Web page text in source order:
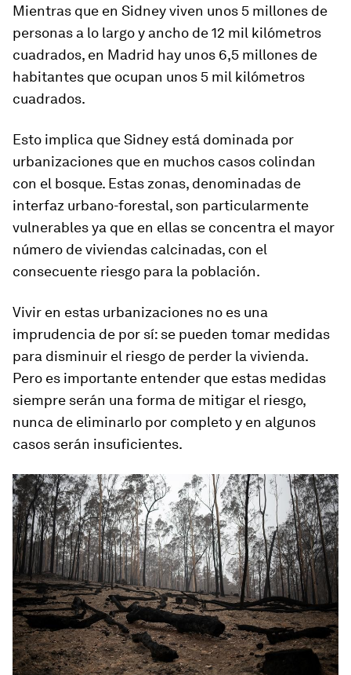
Mientras que en Sidney viven unos 5 millones de
personas a lo largo y ancho de 12 mil kilómetros
cuadrados, en Madrid hay unos 6,5 millones de
habitantes que ocupan unos 5 mil kilómetros
cuadrados.
Esto implica que Sidney está dominada por
urbanizaciones que en muchos casos colindan
con el bosque. Estas zonas, denominadas de
interfaz urbano-forestal, son particularmente
vulnerables ya que en ellas se concentra el mayor
número de viviendas calcinadas, con el
consecuente riesgo para la población.
Vivir en estas urbanizaciones no es una
imprudencia de por sí: se pueden tomar medidas
para disminuir el riesgo de perder la vivienda.
Pero es importante entender que estas medidas
siempre serán una forma de mitigar el riesgo,
nunca de eliminarlo por completo y en algunos
casos serán insuficientes.